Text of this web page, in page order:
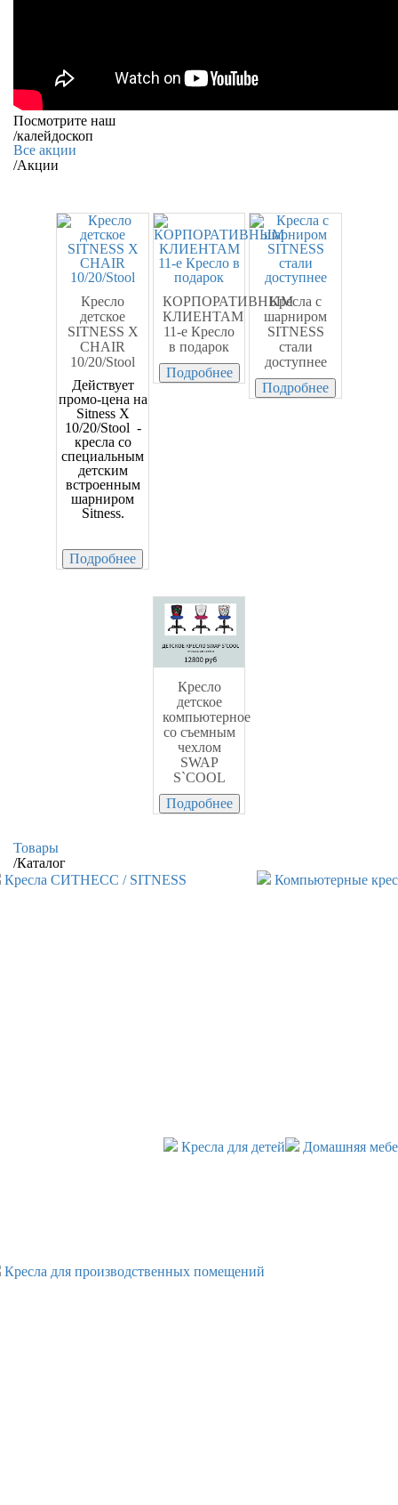
Посмотрите наш
/калейдоскоп
Все акции
/Акции
Кресло
детское
SITNESS X
CHAIR
10/20/Stool
Действует
промо-цена на
Sitness X
10/20/Stool -
кресла со
специальным
детским
встроенным
шарниром
Sitness.
Подробнее
КОРПОРАТИВНЫМ
КЛИЕНТАМ
11-е Кресло
в подарок
Подробнее
Кресла c
шарниром
SITNESS
стали
доступнее
Подробнее
Кресло
детское
компьютерное
со съемным
чехлом
SWAP
S`COOL
Подробнее
Товары
/Каталог
Компьютерные
Кресла СИТНЕСС / SITNESS
Домашняя
Кресла для детей
Кресла для производственных помещений